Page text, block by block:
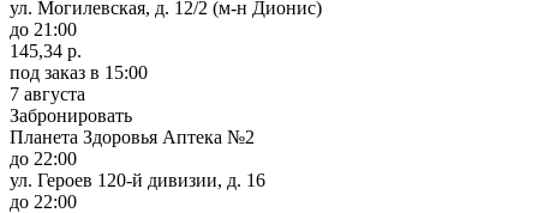
ул. Могилевская, д. 12/2 (м-н Дионис)
до 21:00
145,34 р.
под заказ в 15:00
7 августа
Забронировать
Планета Здоровья Аптека №2
до 22:00
ул. Героев 120-й дивизии, д. 16
до 22:00